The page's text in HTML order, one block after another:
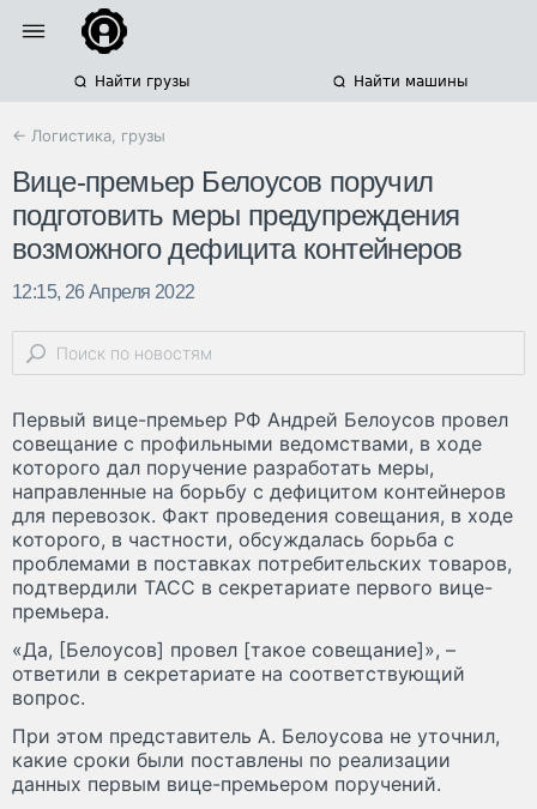
Найти грузы Найти машины
← Логистика, грузы
Вице-премьер Белоусов поручил
подготовить меры предупреждения
возможного дефицита контейнеров
12:15, 26 Апреля 2022
Первый вице-премьер РФ Андрей Белоусов провел
совещание с профильными ведомствами, в ходе
которого дал поручение разработать меры,
направленные на борьбу с дефицитом контейнеров
для перевозок. Факт проведения совещания, в ходе
которого, в частности, обсуждалась борьба с
проблемами в поставках потребительских товаров,
подтвердили ТАСС в секретариате первого вице-
премьера.
«Да, [Белоусов] провел [такое совещание]», –
ответили в секретариате на соответствующий
вопрос.
При этом представитель А. Белоусова не уточнил,
какие сроки были поставлены по реализации
данных первым вице-премьером поручений.